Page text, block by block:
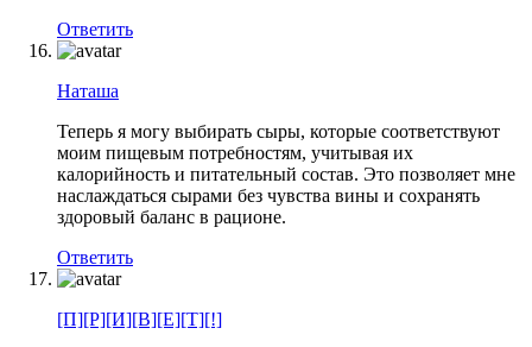
Ответить
Наташа
Теперь я могу выбирать сыры, которые соответствуют
моим пищевым потребностям, учитывая их
калорийность и питательный состав. Это позволяет мне
наслаждаться сырами без чувства вины и сохранять
здоровый баланс в рационе.
Ответить
[П][Р][И][В][Е][Т][!]